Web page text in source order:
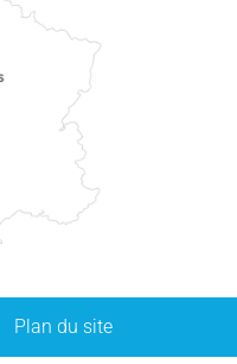
Plan du site